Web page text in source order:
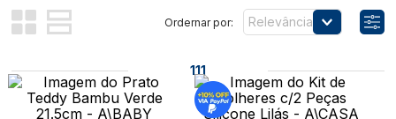
Relevância
111